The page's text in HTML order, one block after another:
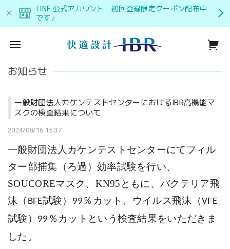
LINE 公式アカウント 初回登録限定クーポン配布中
です♪
お知らせ
一般財団法人カケンテストセンターにおけるIBR高機能マ
スクの検査結果について
2024/08/16 15:37
一般財団法人カケンテストセンターにてフィル
ター部捕集（ろ過）効率試験を行い、
SOUCOREマスク、KN95ともに、バクテリア飛
沫（ BFE試験） 99 ％カット、ウイルス飛沫（VFE
試験） 99 ％カットという検査結果をいただきま
した。